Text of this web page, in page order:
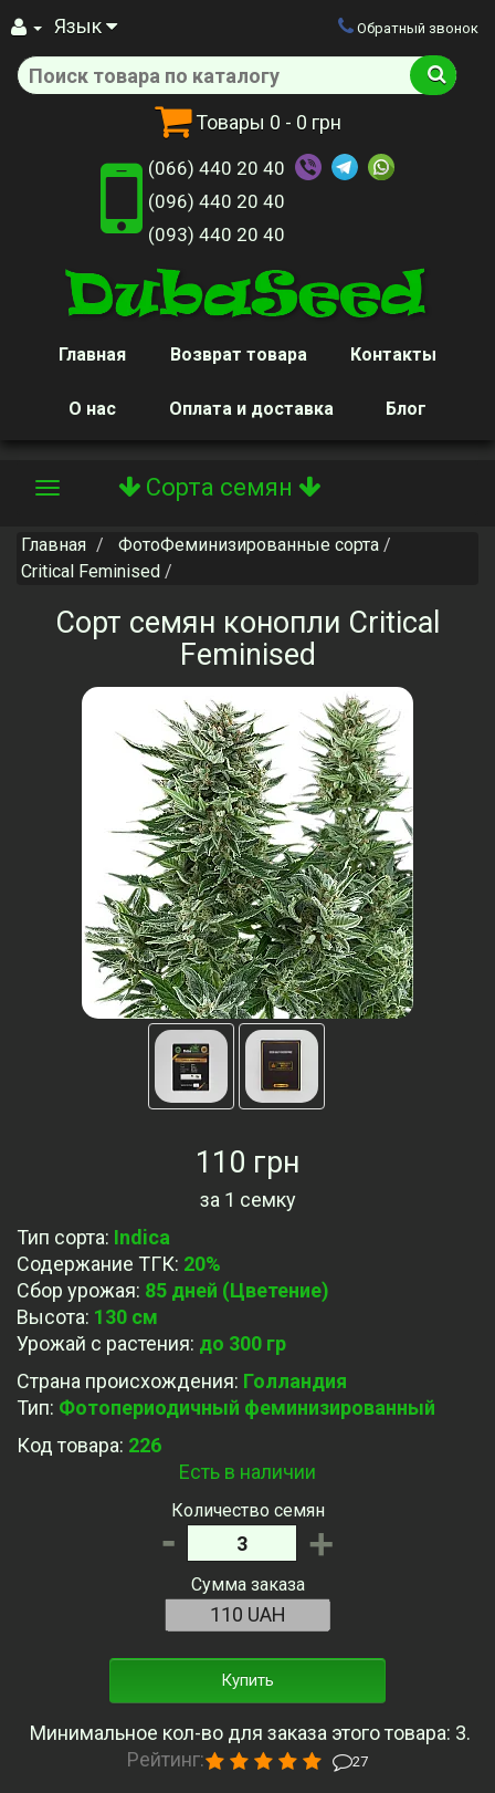
Язык
Товары 0 - 0 грн
Обратный звонок
(066) 440 20 40
(096) 440 20 40
(093) 440 20 40
Главная Возврат товара Контакты
О нас Оплата и доставка Блог
Сорта семян
Toggle
Главная
ФотоФеминизированные сорта
Critical Feminised
Сорт семян конопли Critical
Feminised
110 грн
за 1 семку
Тип сорта: Indica
Содержание ТГК: 20%
Сбор урожая: 85 дней (Цветение)
Высота: 130 см
Урожай с растения: до 300 гр
Страна происхождения: Голландия
Тип: Фотопериодичный феминизированный
Код товара: 226
Есть в наличии
Количество семян
- +
Сумма заказа
Купить
Минимальное кол-во для заказа этого товара: 3.
Рейтинг:
27